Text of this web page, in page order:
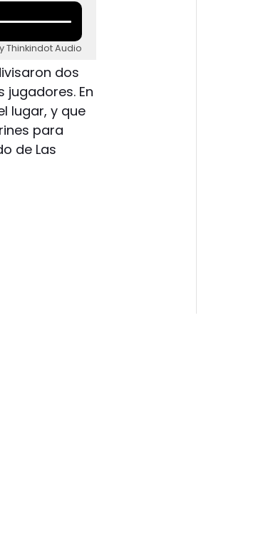
Thinkindot Audio
dos
En
lugar, y que
para
de Las